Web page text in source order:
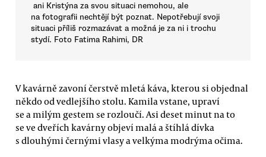
ani Kristýna za svou situaci nemohou, ale
na fotografii nechtějí být poznat. Nepotřebují svoji
situaci příliš rozmazávat a možná je za ni i trochu
stydí. Foto Fatima Rahimi, DR
V kavárně zavoní čerstvě mletá káva, kterou si objednal
někdo od vedlejšího stolu. Kamila vstane, upraví
se a milým gestem se rozloučí. Asi deset minut na to
se ve dveřích kavárny objeví malá a štíhlá dívka
s dlouhými černými vlasy a velkýma modrýma očima.